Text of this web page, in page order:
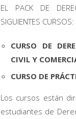
EL PACK DE
SIGUIENTES CURSOS:
CURSO DE
CIVIL Y
CURSO DE
Los cursos están
estudiantes de